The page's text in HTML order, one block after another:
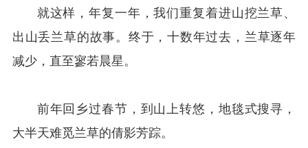
就这样，年复一年，我们重复着进山挖兰草、
出山丢兰草的故事。终于，十数年过去，兰草逐年
减少，直至寥若晨星。
前年回乡过春节，到山上转悠，地毯式搜寻，
大半天难觅兰草的倩影芳踪。